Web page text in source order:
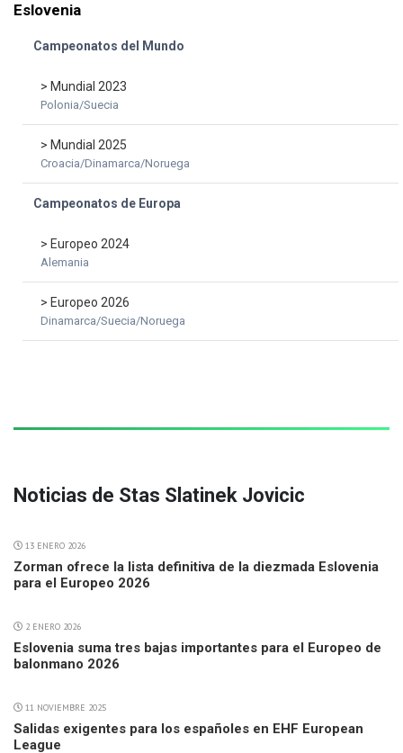
Eslovenia
Campeonatos del Mundo
> Mundial 2023
Polonia/Suecia
> Mundial 2025
Croacia/Dinamarca/Noruega
Campeonatos de Europa
> Europeo 2024
Alemania
> Europeo 2026
Dinamarca/Suecia/Noruega
Noticias de Stas Slatinek Jovicic
13 ENERO 2026
Zorman ofrece la lista definitiva de la diezmada Eslovenia
para el Europeo 2026
2 ENERO 2026
Eslovenia suma tres bajas importantes para el Europeo de
balonmano 2026
11 NOVIEMBRE 2025
Salidas exigentes para los españoles en EHF European
League